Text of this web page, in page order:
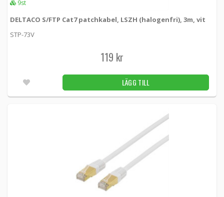
9st
DELTACO S/FTP Cat7 patchkabel, LSZH (halogenfri), 3m, vit
STP-73V
119 kr
LÄGG TILL